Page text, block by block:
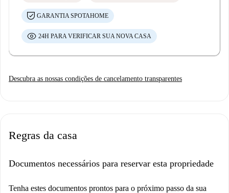
GARANTIA SPOTAHOME
24H PARA VERIFICAR SUA NOVA CASA
Descubra as nossas condições de cancelamento transparentes
Regras da casa
Documentos necessários para reservar esta propriedade
Tenha estes documentos prontos para o próximo passo da sua